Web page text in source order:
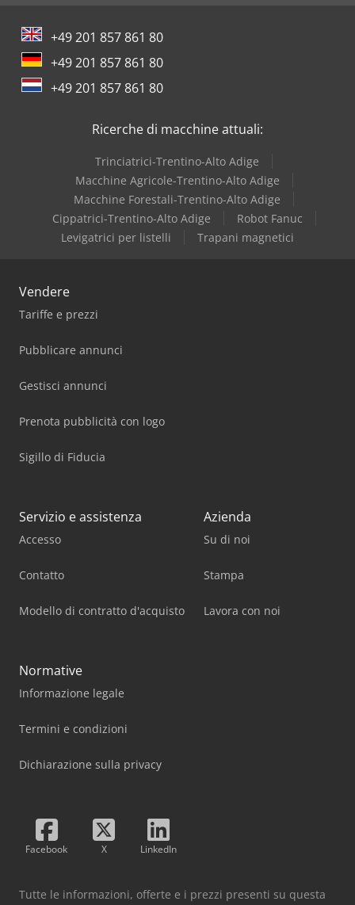
Bison
Bomag
Dürkopp Adler
+49 201 857 861 80
+49 201 857 861 80
+49 201 857 861 80
Ricerche di macchine attuali:
Trinciatrici-Trentino-Alto Adige
Macchine Agricole-Trentino-Alto Adige
Macchine Forestali-Trentino-Alto Adige
Cippatrici-Trentino-Alto Adige
Robot Fanuc
Levigatrici per listelli
Trapani magnetici
Vendere
Tariffe e prezzi
Pubblicare annunci
Gestisci annunci
Prenota pubblicità con logo
Sigillo di Fiducia
Servizio e assistenza
Accesso
Contatto
Modello di contratto d'acquisto
Azienda
Su di noi
Stampa
Lavora con noi
Normative
Informazione legale
Termini e condizioni
Dichiarazione sulla privacy
Facebook X LinkedIn
Tutte le informazioni, offerte e i prezzi presenti su questa